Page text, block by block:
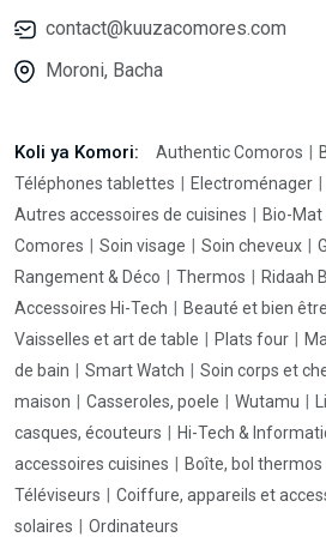
contact@kuuzacomores.com
Moroni, Bacha
Koli ya Komori: Authentic Comoros
Téléphones tablettes
Electroménager
Autres accessoires de cuisines
Bio-Mat
Comores
Soin visage Soin cheveux
Rangement & Déco
Thermos Ridaah
Accessoires Hi-Tech
Beauté et bien être
Vaisselles et art de table
Plats four
de bain
Smart Watch Soin corps et
maison
Casseroles, poele Wutamu
casques, écouteurs
Hi-Tech &
accessoires cuisines
Boîte, bol
Téléviseurs
Coiffure, appareils et
solaires
Ordinateurs